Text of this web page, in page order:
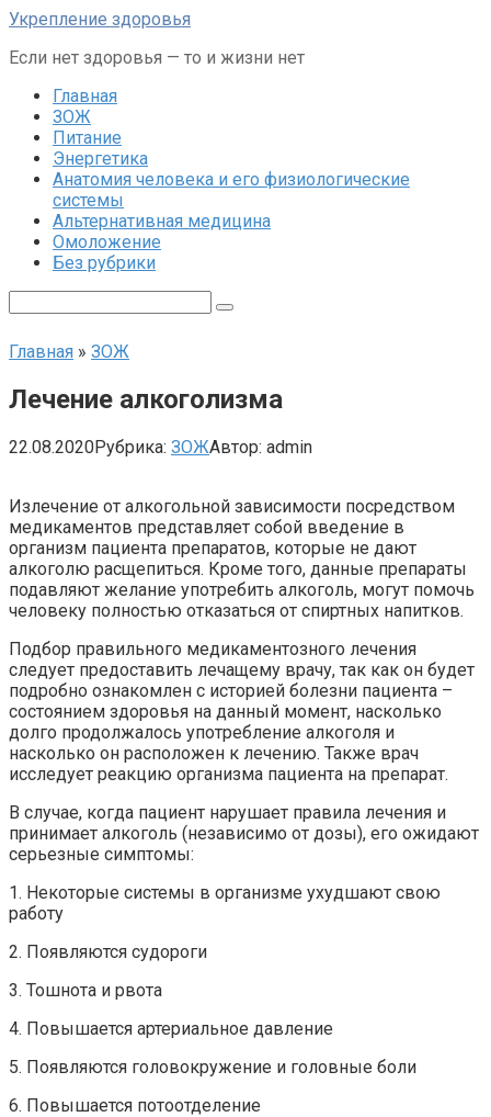
Перейти
контенту
Укрепление здоровья
Если нет здоровья — то и жизни нет
Главная
ЗОЖ
Питание
Энергетика
Анатомия человека и его физиологические
системы
Альтернативная медицина
Омоложение
Без рубрики
Главная » ЗОЖ
Лечение алкоголизма
22.08.2020Рубрика: ЗОЖАвтор: admin
Излечение от алкогольной зависимости посредством
медикаментов представляет собой введение в
организм пациента препаратов, которые не дают
алкоголю расщепиться. Кроме того, данные препараты
подавляют желание употребить алкоголь, могут помочь
человеку полностью отказаться от спиртных напитков.
Подбор правильного медикаментозного лечения
следует предоставить лечащему врачу, так как он будет
подробно ознакомлен с историей болезни пациента –
состоянием здоровья на данный момент, насколько
долго продолжалось употребление алкоголя и
насколько он расположен к лечению. Также врач
исследует реакцию организма пациента на препарат.
В случае, когда пациент нарушает правила лечения и
принимает алкоголь (независимо от дозы), его ожидают
серьезные симптомы:
1. Некоторые системы в организме ухудшают свою
работу
2. Появляются судороги
3. Тошнота и рвота
4. Повышается артериальное давление
5. Появляются головокружение и головные боли
6. Повышается потоотделение